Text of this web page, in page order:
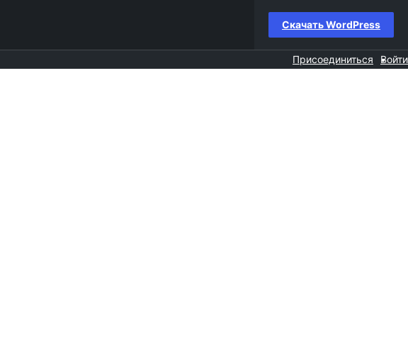
Скачать WordPress
Присоединиться Войти